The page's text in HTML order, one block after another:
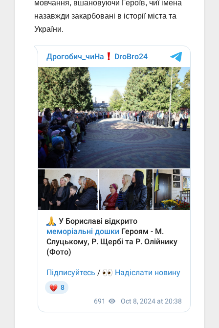
мовчання, вшановуючи Героїв, чиї імена
назавжди закарбовані в історії міста та
України.